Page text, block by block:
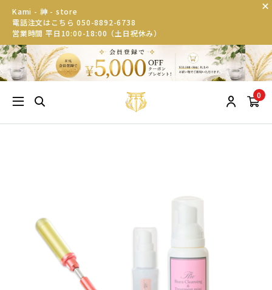
Kami - 神 - store
電話注文はこちら 050-8892-6738
営業時間 平日10:00-18:00（土日祝休み）
0